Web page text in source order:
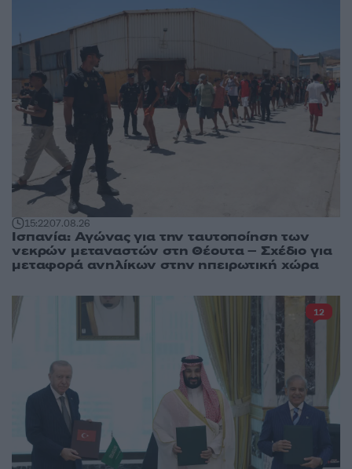
15:2207.08.26
Ισπανία: Αγώνας για την ταυτοποίηση των
νεκρών μεταναστών στη Θέουτα – Σχέδιο για
μεταφορά ανηλίκων στην ηπειρωτική χώρα
12